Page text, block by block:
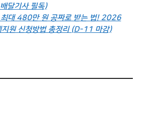
달기사 필독)
최대 480만 원 공짜로 받는 법! 2026
지원 신청방법 총정리 (D-11 마감)